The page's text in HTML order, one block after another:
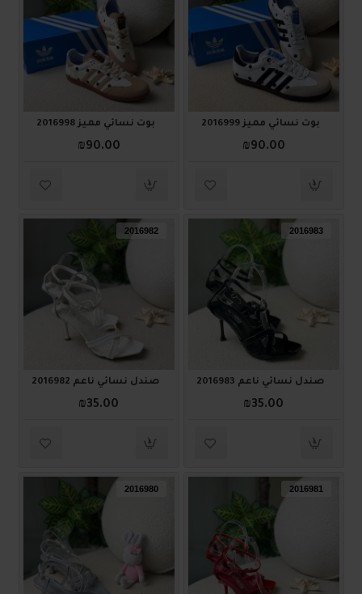
بوت نسائي مميز 2016999
₪90.00
بوت نسائي مميز 2016998
₪90.00
2016983
صندل نسائي ناعم 2016983
₪35.00
2016982
صندل نسائي ناعم 2016982
₪35.00
2016981
2016980